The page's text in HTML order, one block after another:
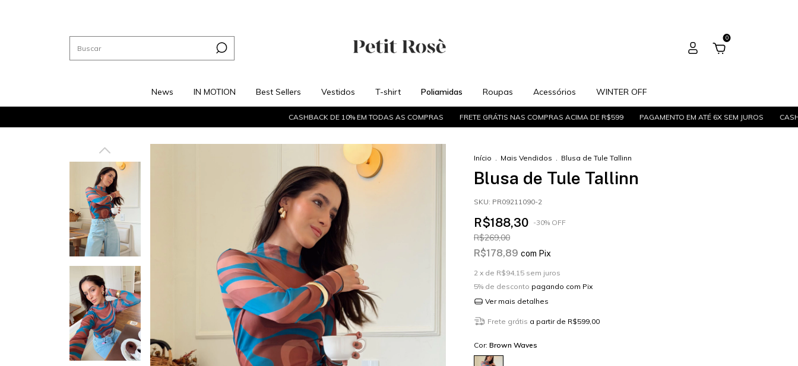
0
News IN MOTION Best Sellers Vestidos T-shirt Poliamidas Roupas Acessórios WINTER OFF
CASHBACK DE 10% EM TODAS AS COMPRAS FRETE GRÁTIS NAS COMPRAS ACIMA DE R$599 PAGAMENTO EM ATÉ 6X SEM JUROS CASHBACK
Início . Mais Vendidos . Blusa de Tule Tallinn
Blusa de Tule Tallinn
SKU: PR09211090-2
R$188,30 -30% OFF
R$269,00
R$178,89 com Pix
2 x de R$94,15 sem juros
5% de desconto pagando com Pix
Ver mais detalhes
Frete grátis a partir de R$599,00
Cor: Brown Waves